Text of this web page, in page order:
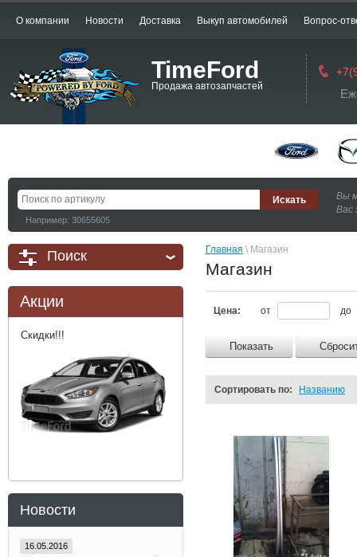
О компании Новости Доставка Выкуп автомобилей Вопрос-
TimeFord
Продажа автозапчастей
Например: 30655605
Вы
Вас
Поиск
Акции
Скидки!!!
Новости
16.05.2016
Главная \ Магазин
Магазин
Цена: от до
Показать
Сортировать по: Названию